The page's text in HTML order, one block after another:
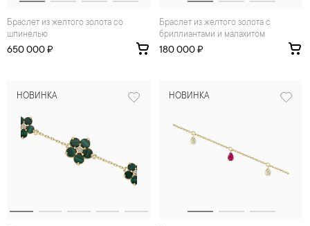
Браслет из желтого золота со
шпинелью
650 000 ₽
Браслет из желтого золота с
бриллиантами и малахитом
180 000 ₽
НОВИНКА НОВИНКА